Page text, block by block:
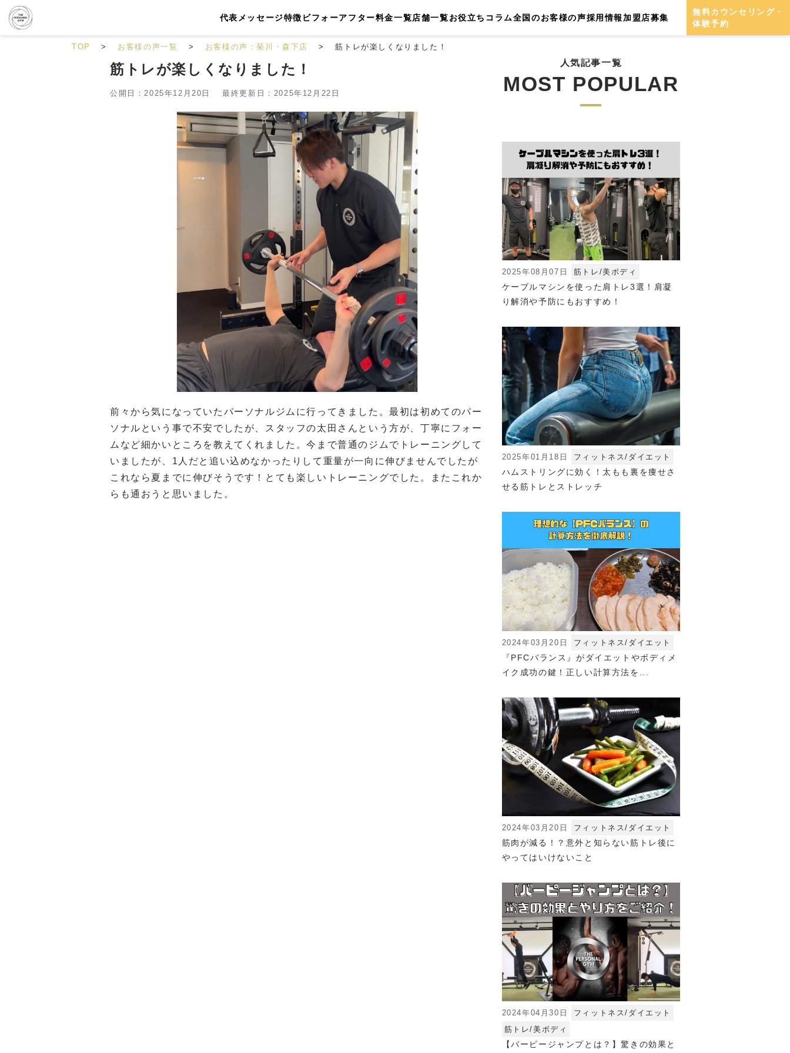
代表メッセージ特徴 ビフォーアフター料金一覧店舗一覧お役立ちコラム全国のお客様の声採用情報 加盟店募集
無料カウンセリング・
体験予約
TOP お客様の声一覧 お客様の声：菊川・森下店 筋トレが楽しくなりました！
筋トレが楽しくなりました！
公開日：2025年12月20日 最終更新日：2025年12月22日
前々から気になっていたパーソナルジムに行ってきました。最初は初めてのパー
ソナルという事で不安でしたが、スタッフの太田さんという方が、丁寧にフォー
ムなど細かいところを教えてくれました。今まで普通のジムでトレーニングして
いましたが、1人だと追い込めなかったりして重量が一向に伸びませんでしたが
これなら夏までに伸びそうです！とても楽しいトレーニングでした。またこれか
らも通おうと思いました。
人気記事一覧
MOST POPULAR
2025年08月07日 筋トレ/美ボディ
ケーブルマシンを使った肩トレ3選！肩凝
り解消や予防にもおすすめ！
2025年01月18日 フィットネス/ダイエット
ハムストリングに効く！太もも裏を痩せさ
せる筋トレとストレッチ
2024年03月20日 フィットネス/ダイエット
『PFCバランス』がダイエットやボディメ
イク成功の鍵！正しい計算方法を...
2024年03月20日 フィットネス/ダイエット
筋肉が減る！？意外と知らない筋トレ後に
やってはいけないこと
2024年04月30日
フィットネス/ダイエット
筋トレ/美ボディ
【バーピージャンプとは？】驚きの効果と